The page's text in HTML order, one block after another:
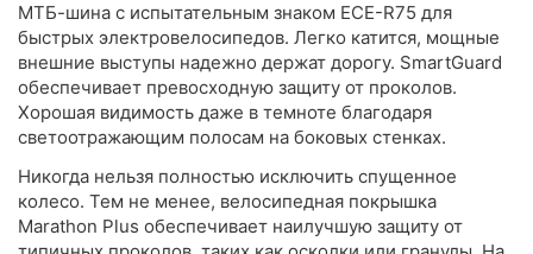
МТБ-шина с испытательным знаком ECE-R75 для
быстрых электровелосипедов. Легко катится, мощные
внешние выступы надежно держат дорогу. SmartGuard
обеспечивает превосходную защиту от проколов.
Хорошая видимость даже в темноте благодаря
светоотражающим полосам на боковых стенках.
Никогда нельзя полностью исключить спущенное
колесо. Тем не менее, велосипедная покрышка
Marathon Plus обеспечивает наилучшую защиту от